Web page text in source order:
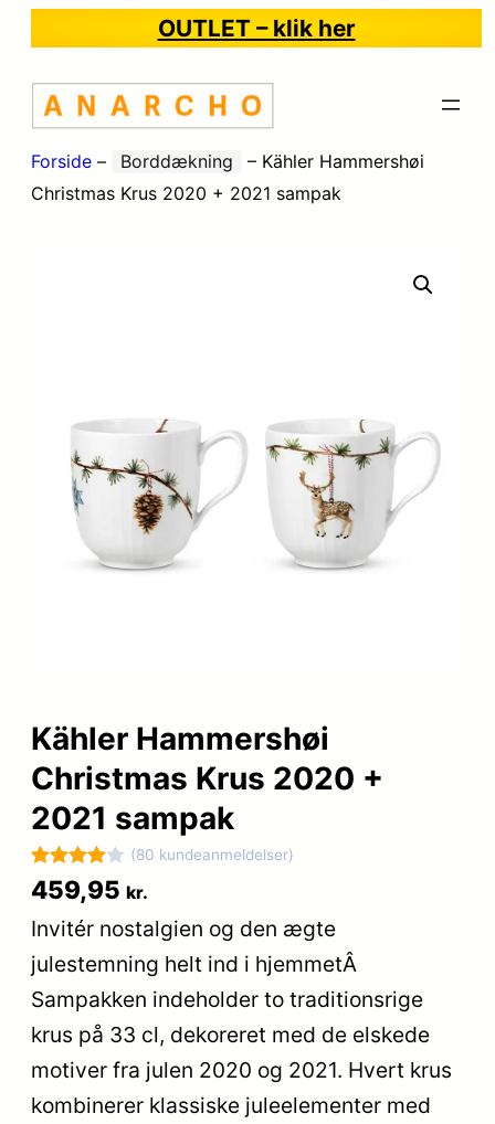
OUTLET – klik her
Forside – Borddækning – Kähler Hammershøi
Christmas Krus 2020 + 2021 sampak
Kähler Hammershøi
Christmas Krus 2020 +
2021 sampak
Bedømt
4
ud af 5
baseret
på
80
ømmelse
r
(80 kundeanmeldelser)
459,95 kr.
Invitér nostalgien og den ægte
julestemning helt ind i hjemmetÂ
Sampakken indeholder to traditionsrige
krus på 33 cl, dekoreret med de elskede
motiver fra julen 2020 og 2021. Hvert krus
kombinerer klassiske juleelementer med